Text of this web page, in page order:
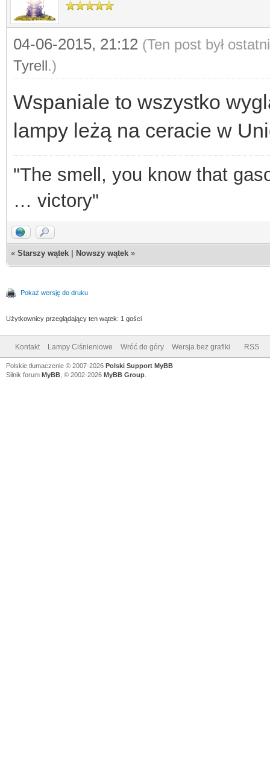
04-06-2015, 21:12 (Ten post był
Tyrell.)
Wspaniale to wszystko
lampy leżą na ceracie w
"The smell, you know that
… victory"
« Starszy wątek Nowszy wątek »
Pokaż wersję do druku
Użytkownicy przeglądający ten wątek: 1 gości
Kontakt Lampy Ciśnieniowe Wróć do góry Wersja bez grafiki RSS
Polskie tłumaczenie © 2007-2026 Polski Support MyBB
Silnik forum MyBB , © 2002-2026 MyBB Group